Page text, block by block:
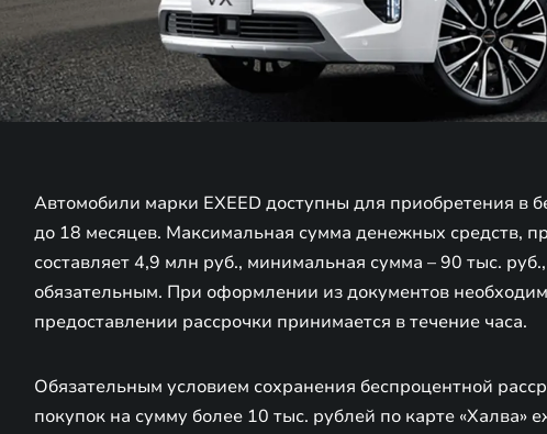
Автомобили марки EXEED доступны для приобретения в
до 18 месяцев. Максимальная сумма денежных средств,
составляет 4,9 млн руб., минимальная сумма – 90 тыс.
обязательным. При оформлении из документов
предоставлении рассрочки принимается в течение часа.
Обязательным условием сохранения беспроцентной
покупок на сумму более 10 тыс. рублей по карте «Халва»